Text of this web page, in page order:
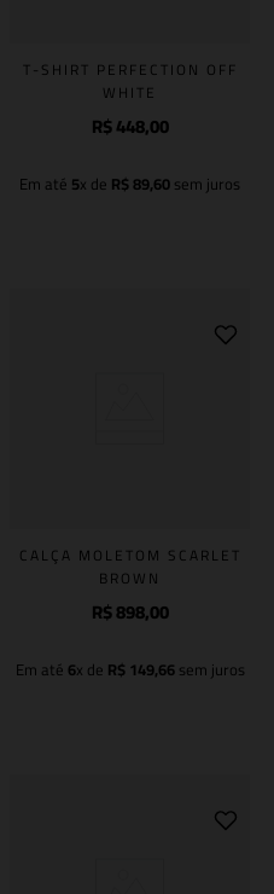
T-SHIRT PERFECTION OFF
WHITE
R$448,00
Em até 5x de R$89,60sem juros
CALÇA MOLETOM SCARLET
BROWN
R$898,00
Em até 6x de R$149,66sem juros